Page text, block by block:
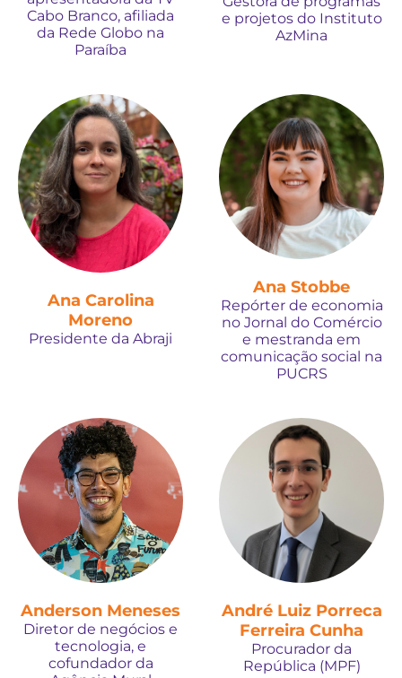
Cabo Branco, afiliada
da Rede Globo na
Paraíba
e projetos do Instituto
AzMina
Ana Carolina
Moreno
Presidente da Abraji
Ana Stobbe
Repórter de economia
no Jornal do Comércio
e mestranda em
comunicação social na
PUCRS
Anderson Meneses
Diretor de negócios e
tecnologia, e
cofundador da
André Luiz Porreca
Ferreira Cunha
Procurador da
República (MPF)